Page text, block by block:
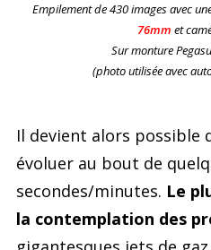
Empilement de 430 images avec
76mm et
Sur monture
(photo utilisée avec
Il devient alors possible
évoluer au bout de
secondes/minutes. Le
la contemplation des